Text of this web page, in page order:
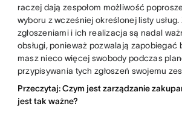
raczej dają zespołom możliwość
wyboru z wcześniej określonej listy
zgłoszeniami i ich realizacja są nadal
obsługi, ponieważ pozwalają zapobiegać
masz nieco więcej swobody podczas
przypisywania tych zgłoszeń swojemu
Przeczytaj: Czym jest zarządzanie
jest tak ważne?